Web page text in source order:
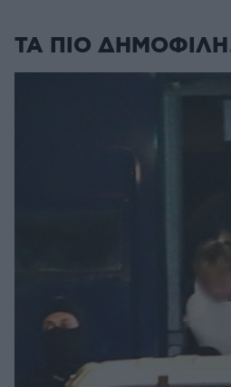
ΤΑ ΠΙΟ ΔΗΜΟΦΙΛΗ